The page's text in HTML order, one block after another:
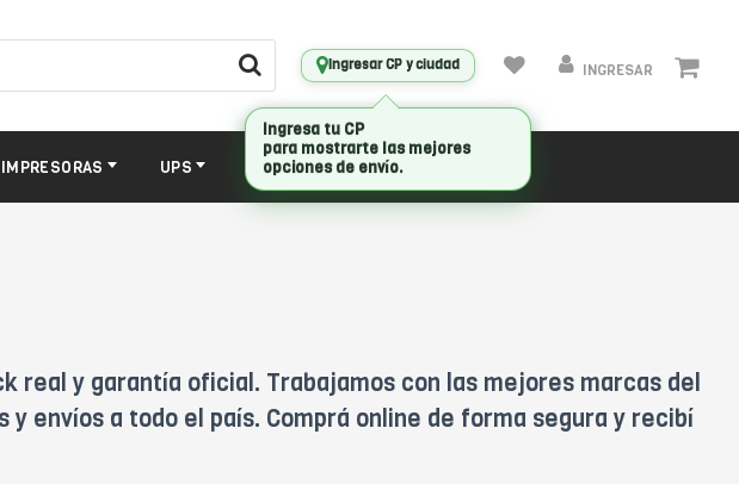
Ingresar CP y ciudad INGRESAR
IMPRESORAS UPS CONECTIVIDAD
real y garantía oficial. Trabajamos con las mejores marcas del
envíos a todo el país. Comprá online de forma segura y recibí